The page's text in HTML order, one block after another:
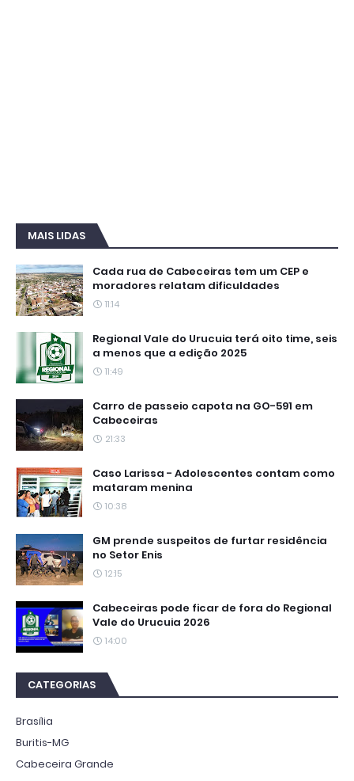
MAIS LIDAS
Cada rua de Cabeceiras tem um CEP e
moradores relatam dificuldades
11:14
Regional Vale do Urucuia terá oito time, seis
a menos que a edição 2025
11:49
Carro de passeio capota na GO-591 em
Cabeceiras
21:33
Caso Larissa - Adolescentes contam como
mataram menina
10:38
GM prende suspeitos de furtar residência
no Setor Enis
12:15
Cabeceiras pode ficar de fora do Regional
Vale do Urucuia 2026
14:00
CATEGORIAS
Brasília
Buritis-MG
Cabeceira Grande